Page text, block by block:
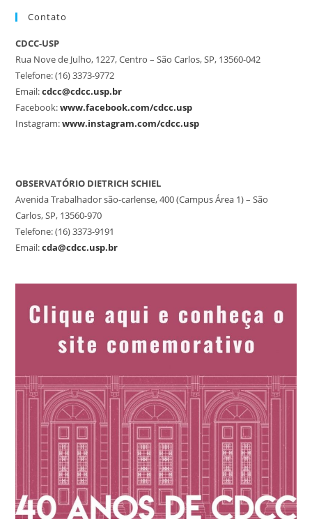
Contato
CDCC-USP
Rua Nove de Julho, 1227, Centro – São Carlos, SP, 13560-042
Telefone: (16) 3373-9772
Email:cdcc@cdcc.usp.br
Facebook:www.facebook.com/cdcc.usp
Instagram:www.instagram.com/cdcc.usp
OBSERVATÓRIO DIETRICH SCHIEL
Avenida Trabalhador são-carlense, 400 (Campus Área 1) – São
Carlos, SP, 13560-970
Telefone: (16) 3373-9191
Email:cda@cdcc.usp.br